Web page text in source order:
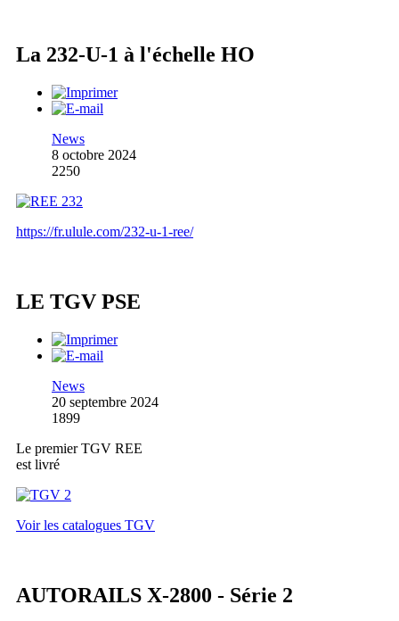
La 232-U-1 à l'échelle HO
News
8 octobre 2024
2250
https://fr.ulule.com/232-u-1-ree/
LE TGV PSE
News
20 septembre 2024
1899
Le premier TGV REE
est livré
Voir les catalogues TGV
AUTORAILS X-2800 - Série 2